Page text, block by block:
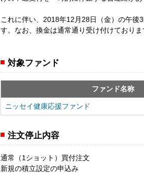
これに伴い、2018年12月28日（金）の午
す。なお、換金は通常通り受け付けており
対象ファンド
ファンド名称
ニッセイ健康応援ファンド
注文停止内容
通常（1ショット）買付注文
新規の積立設定の申込み